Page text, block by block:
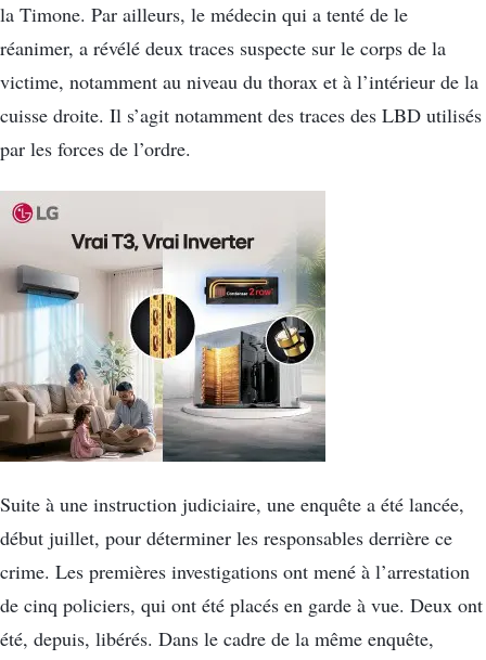
la Timone. Par ailleurs, le médecin qui a tenté de le
réanimer, a révélé deux traces suspecte sur le corps de la
victime, notamment au niveau du thorax et à l’intérieur de la
cuisse droite. Il s’agit notamment des traces des LBD utilisés
par les forces de l’ordre.
Suite à une instruction judiciaire, une enquête a été lancée,
début juillet, pour déterminer les responsables derrière ce
crime. Les premières investigations ont mené à l’arrestation
de cinq policiers, qui ont été placés en garde à vue. Deux ont
été, depuis, libérés. Dans le cadre de la même enquête,